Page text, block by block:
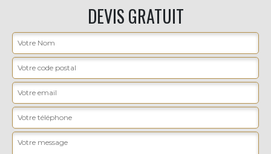
DEVIS GRATUIT